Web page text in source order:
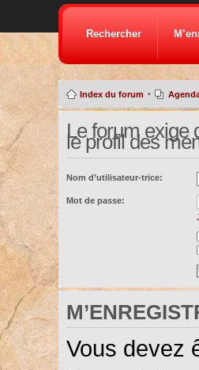
Rechercher
Index du forum •
Le forum exige
le profil des
Nom d’utilisateur-trice:
Mot de passe:
Vous devez